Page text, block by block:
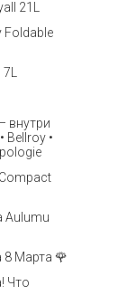
21L
Foldable
внутри
Bellroy •
Aulumu
8 Марта 🌹
Что